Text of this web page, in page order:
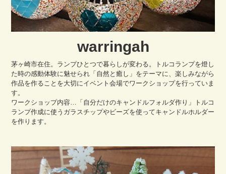
warringah
茅ヶ崎市在住。ランプひとつで暮らしが変わる。トルコランプを燈し
た時の感動体験に魅せられ「自然と癒し」をテーマに、楽しみながら
作品を作ることを大切にイベント会場でワークショップを行っていま
す。
ワークショップ内容…「自分だけのキャンドルフォルダ作り」トルコ
ランプ作成に使うガラスチップやビーズを使ってキャンドルホルダー
を作ります。